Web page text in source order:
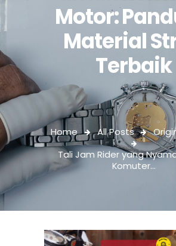
Motor:
Material
Terbaik
Home All Posts
Tali Jam Rider yang
Komuter...